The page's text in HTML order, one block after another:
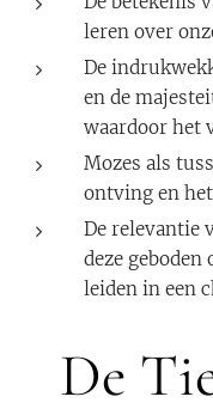
leren over
De
en de
waardoor het
Mozes als
ontving en
De relevantie
deze
leiden in een
De